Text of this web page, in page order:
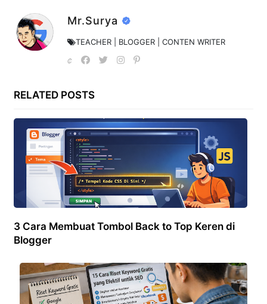
Mr.Surya
TEACHER | BLOGGER | CONTEN WRITER
RELATED POSTS
3 Cara Membuat Tombol Back to Top Keren di
Blogger